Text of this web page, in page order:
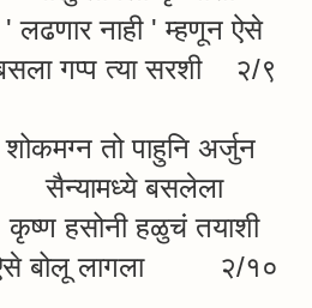
' लढणार नाही ' म्हणून ऐसे
गप्प त्या सरशी २/९
शोकमग्न तो पाहुनि अर्जुन
सैन्यामध्ये बसलेला
कृष्ण हसोनी हळुचं तयाशी
बोलू लागला २/१०